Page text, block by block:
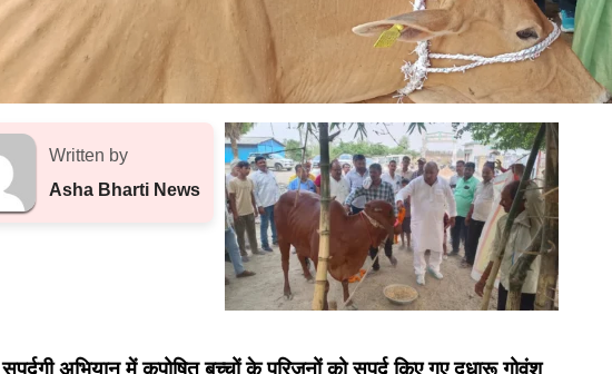
Written by
Asha Bharti News
सुपुर्दगी अभियान में कुपोषित बच्चों के परिजनों को सुपुर्द किए गए दुधारू गोवंश